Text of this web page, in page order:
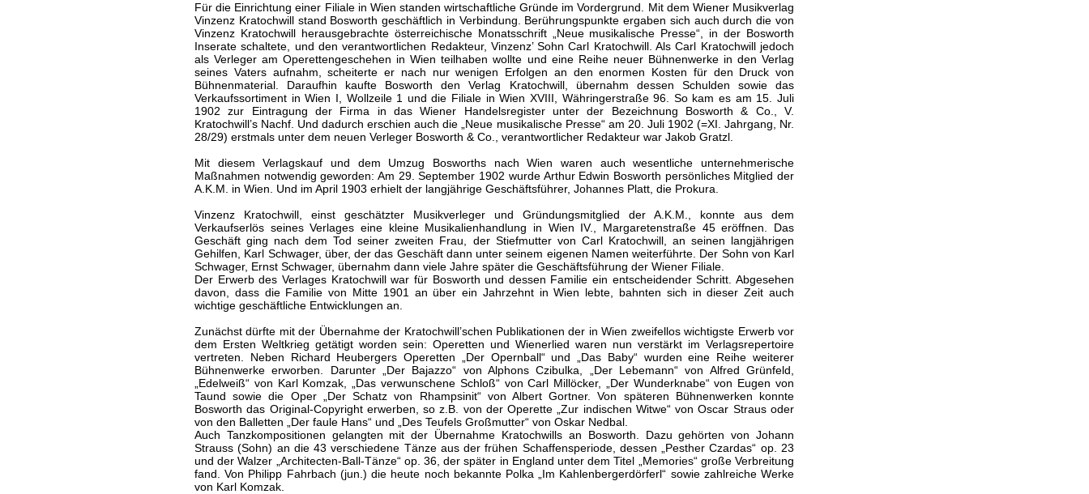
Für die Einrichtung einer Filiale in Wien standen wirtschaftliche Gründe im Vordergrund. Mit dem Wiener Musikverlag
Vinzenz Kratochwill stand Bosworth geschäftlich in Verbindung. Berührungspunkte ergaben sich auch durch die von
Vinzenz Kratochwill herausgebrachte österreichische Monatsschrift „Neue musikalische Presse“, in der Bosworth
Inserate schaltete, und den verantwortlichen Redakteur, Vinzenz’ Sohn Carl Kratochwill. Als Carl Kratochwill jedoch
als Verleger am Operettengeschehen in Wien teilhaben wollte und eine Reihe neuer Bühnenwerke in den Verlag
seines Vaters aufnahm, scheiterte er nach nur wenigen Erfolgen an den enormen Kosten für den Druck von
Bühnenmaterial. Daraufhin kaufte Bosworth den Verlag Kratochwill, übernahm dessen Schulden sowie das
Verkaufssortiment in Wien I, Wollzeile 1 und die Filiale in Wien XVIII, Währingerstraße 96. So kam es am 15. Juli
1902 zur Eintragung der Firma in das Wiener Handelsregister unter der Bezeichnung Bosworth & Co., V.
Kratochwill’s Nachf. Und dadurch erschien auch die „Neue musikalische Presse“ am 20. Juli 1902 (=XI. Jahrgang, Nr.
28/29) erstmals unter dem neuen Verleger Bosworth & Co., verantwortlicher Redakteur war Jakob Gratzl.
Mit diesem Verlagskauf und dem Umzug Bosworths nach Wien waren auch wesentliche unternehmerische
Maßnahmen notwendig geworden: Am 29. September 1902 wurde Arthur Edwin Bosworth persönliches Mitglied der
A.K.M. in Wien. Und im April 1903 erhielt der langjährige Geschäftsführer, Johannes Platt, die Prokura.
Vinzenz Kratochwill, einst geschätzter Musikverleger und Gründungsmitglied der A.K.M., konnte aus dem
Verkaufserlös seines Verlages eine kleine Musikalienhandlung in Wien IV., Margaretenstraße 45 eröffnen. Das
Geschäft ging nach dem Tod seiner zweiten Frau, der Stiefmutter von Carl Kratochwill, an seinen langjährigen
Gehilfen, Karl Schwager, über, der das Geschäft dann unter seinem eigenen Namen weiterführte. Der Sohn von Karl
Schwager, Ernst Schwager, übernahm dann viele Jahre später die Geschäftsführung der Wiener Filiale.
Der Erwerb des Verlages Kratochwill war für Bosworth und dessen Familie ein entscheidender Schritt. Abgesehen
davon, dass die Familie von Mitte 1901 an über ein Jahrzehnt in Wien lebte, bahnten sich in dieser Zeit auch
wichtige geschäftliche Entwicklungen an.
Zunächst dürfte mit der Übernahme der Kratochwill’schen Publikationen der in Wien zweifellos wichtigste Erwerb vor
dem Ersten Weltkrieg getätigt worden sein: Operetten und Wienerlied waren nun verstärkt im Verlagsrepertoire
vertreten. Neben Richard Heubergers Operetten „Der Opernball“ und „Das Baby“ wurden eine Reihe weiterer
Bühnenwerke erworben. Darunter „Der Bajazzo“ von Alphons Czibulka, „Der Lebemann“ von Alfred Grünfeld,
„Edelweiß“ von Karl Komzak, „Das verwunschene Schloß“ von Carl Millöcker, „Der Wunderknabe“ von Eugen von
Taund sowie die Oper „Der Schatz von Rhampsinit“ von Albert Gortner. Von späteren Bühnenwerken konnte
Bosworth das Original-Copyright erwerben, so z.B. von der Operette „Zur indischen Witwe“ von Oscar Straus oder
von den Balletten „Der faule Hans“ und „Des Teufels Großmutter“ von Oskar Nedbal.
Auch Tanzkompositionen gelangten mit der Übernahme Kratochwills an Bosworth. Dazu gehörten von Johann
Strauss (Sohn) an die 43 verschiedene Tänze aus der frühen Schaffensperiode, dessen „Pesther Czardas“ op. 23
und der Walzer „Architecten-Ball-Tänze“ op. 36, der später in England unter dem Titel „Memories“ große Verbreitung
fand. Von Philipp Fahrbach (jun.) die heute noch bekannte Polka „Im Kahlenbergerdörferl“ sowie zahlreiche Werke
von Karl Komzak.